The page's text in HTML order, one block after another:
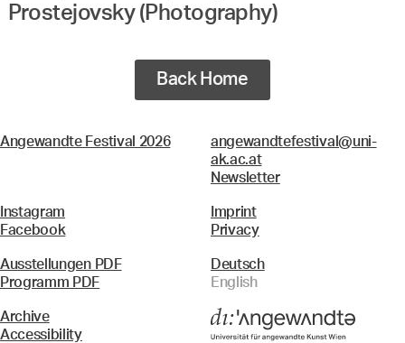
Prostejovsky (Photography)
Back Home
Angewandte Festival 2026
angewandtefestival@uni-
ak.ac.at
Newsletter
Instagram
Facebook
Imprint
Privacy
Ausstellungen PDF
Programm PDF
Deutsch
English
Archive
Accessibility